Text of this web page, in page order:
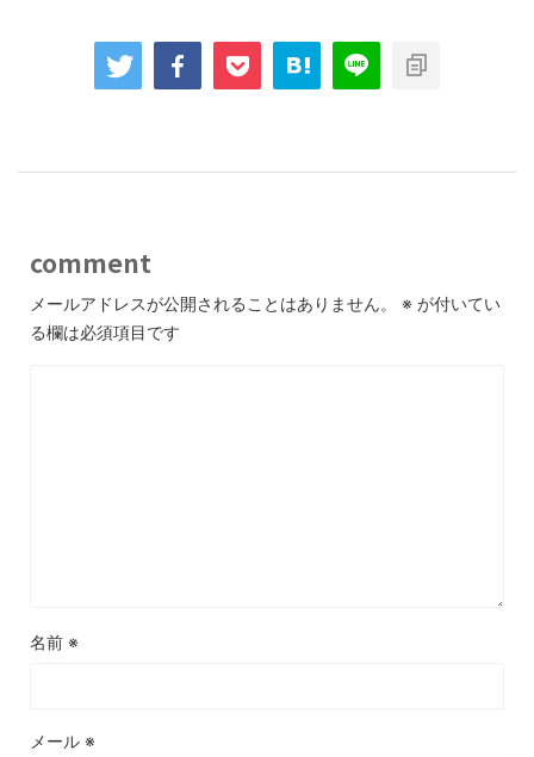
comment
メールアドレスが公開されることはありません。 ※ が付いてい
る欄は必須項目です
名前 ※
メール ※